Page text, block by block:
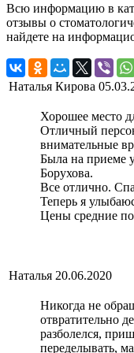
Всю информацию в
отзывы о
найдете на
Наталья Кирова
Хорошее место
Отличный
внимательные
Была на приеме
Борухова.
Все отлично.
Теперь я
Цены средние
Наталья 20.06.2020
Никогда не
отвратительно
разболелся,
переделывать,